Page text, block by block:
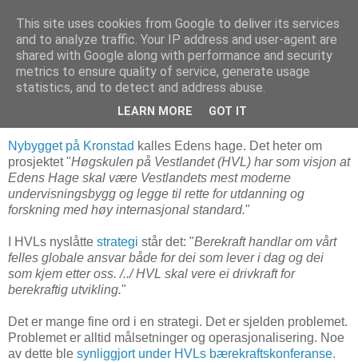
4. mai 2019
Får vi læringslab med miljøgate på
Nybygget på Kronstad kalles Edens hage. Det heter om
prosjektet "Høgskulen på Vestlandet (HVL) har som visjon at
Edens Hage skal være Vestlandets mest moderne
undervisningsbygg og legge til rette for utdanning og
forskning med høy internasjonal standard."
I HVLs nyslåtte strategi står det: "Berekraft handlar om vårt
felles globale ansvar både for dei som lever i dag og dei
som kjem etter oss. /../ HVL skal vere ei drivkraft for
berekraftig utvikling."
Det er mange fine ord i en strategi. Det er sjelden problemet.
Problemet er alltid målsetninger og operasjonalisering. Noe
av dette ble synliggjort under HVLs bærekraftskonferanse.
This site uses cookies from Google to deliver its services
and to analyze traffic. Your IP address and user-agent are
shared with Google along with performance and security
metrics to ensure quality of service, generate usage
statistics, and to detect and address abuse.
LEARN MORE GOT IT